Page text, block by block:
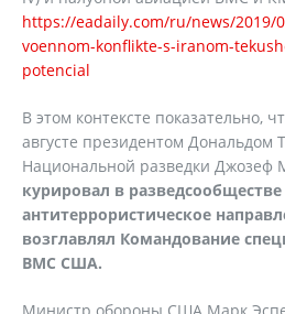
https://eadaily.com/ru/news/2019/
voennom-konflikte-s-iranom-
potencial
В этом контексте показательно,
августе президентом Дональдом
Национальной разведки Джозеф
курировал в разведсообществе
антитеррористическое
возглавлял Командование
ВМС США.